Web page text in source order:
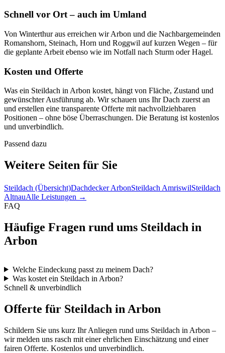
Schnell vor Ort – auch im Umland
Von Winterthur aus erreichen wir Arbon und die Nachbargemeinden
Romanshorn, Steinach, Horn und Roggwil auf kurzen Wegen – für
die geplante Arbeit ebenso wie im Notfall nach Sturm oder Hagel.
Kosten und Offerte
Was ein Steildach in Arbon kostet, hängt von Fläche, Zustand und
gewünschter Ausführung ab. Wir schauen uns Ihr Dach zuerst an
und erstellen eine transparente Offerte mit nachvollziehbaren
Positionen – ohne böse Überraschungen. Die Beratung ist kostenlos
und unverbindlich.
Passend dazu
Weitere Seiten für Sie
Steildach (Übersicht)Dachdecker ArbonSteildach AmriswilSteildach
AltnauAlle Leistungen →
FAQ
Häufige Fragen rund ums Steildach in
Arbon
Welche Eindeckung passt zu meinem Dach?
Was kostet ein Steildach in Arbon?
Schnell & unverbindlich
Offerte für Steildach in Arbon
Schildern Sie uns kurz Ihr Anliegen rund ums Steildach in Arbon –
wir melden uns rasch mit einer ehrlichen Einschätzung und einer
fairen Offerte. Kostenlos und unverbindlich.